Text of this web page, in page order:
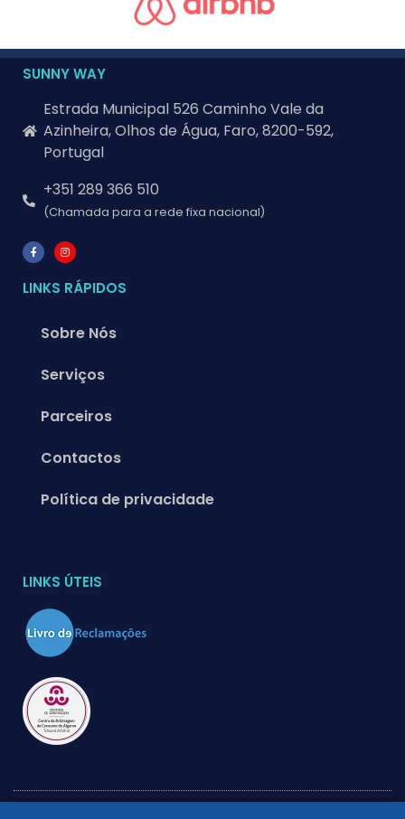
SUNNY WAY
Estrada Municipal 526 Caminho Vale da
Azinheira, Olhos de Água, Faro, 8200-592,
Portugal
+351 289 366 510
(Chamada para a rede fixa nacional)
LINKS RÁPIDOS
Sobre Nós
Serviços
Parceiros
Contactos
Política de privacidade
LINKS ÚTEIS